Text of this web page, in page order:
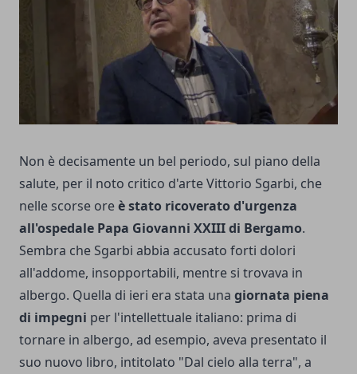
Non è decisamente un bel periodo, sul piano della
salute, per il noto critico d'arte Vittorio Sgarbi, che
nelle scorse oreè stato ricoverato d'urgenza
all'ospedale Papa Giovanni XXIII di Bergamo.
Sembra che Sgarbi abbia accusato forti dolori
all'addome, insopportabili, mentre si trovava in
albergo. Quella di ieri era stata una giornata piena
di impegni per l'intellettuale italiano: prima di
tornare in albergo, ad esempio, aveva presentato il
suo nuovo libro, intitolato "Dal cielo alla terra", a